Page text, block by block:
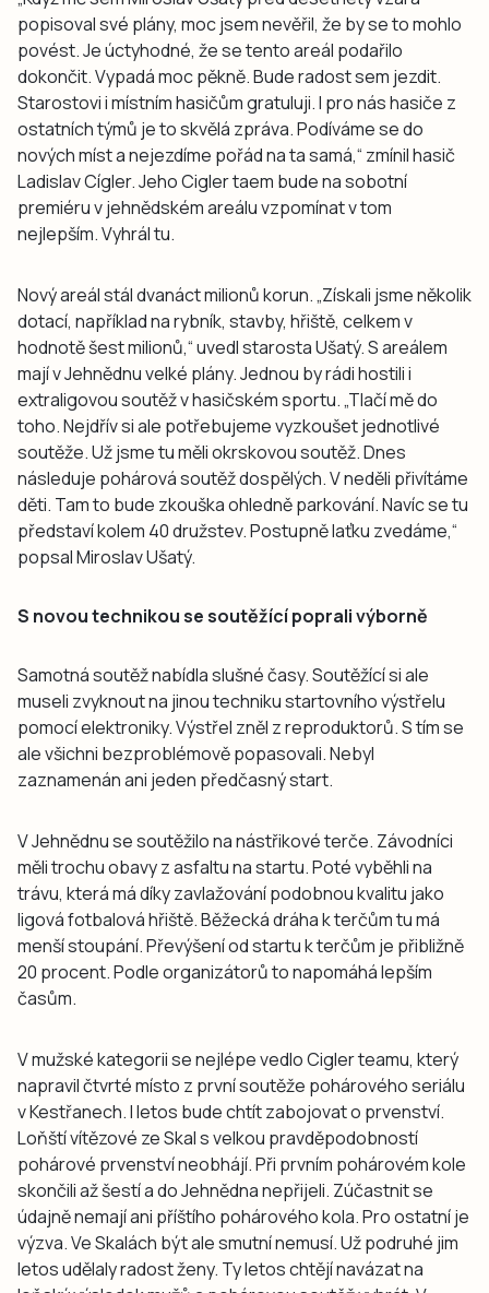
popisoval své plány, moc jsem nevěřil, že by se to mohlo
povést. Je úctyhodné, že se tento areál podařilo
dokončit. Vypadá moc pěkně. Bude radost sem jezdit.
Starostovi i místním hasičům gratuluji. I pro nás hasiče z
ostatních týmů je to skvělá zpráva. Podíváme se do
nových míst a nejezdíme pořád na ta samá,“ zmínil hasič
Ladislav Cígler. Jeho Cigler taem bude na sobotní
premiéru v jehnědském areálu vzpomínat v tom
nejlepším. Vyhrál tu.
Nový areál stál dvanáct milionů korun. „Získali jsme několik
dotací, například na rybník, stavby, hřiště, celkem v
hodnotě šest milionů,“ uvedl starosta Ušatý. S areálem
mají v Jehnědnu velké plány. Jednou by rádi hostili i
extraligovou soutěž v hasičském sportu. „Tlačí mě do
toho. Nejdřív si ale potřebujeme vyzkoušet jednotlivé
soutěže. Už jsme tu měli okrskovou soutěž. Dnes
následuje pohárová soutěž dospělých. V neděli přivítáme
děti. Tam to bude zkouška ohledně parkování. Navíc se tu
představí kolem 40 družstev. Postupně laťku zvedáme,“
popsal Miroslav Ušatý.
S novou technikou se soutěžící poprali výborně
Samotná soutěž nabídla slušné časy. Soutěžící si ale
museli zvyknout na jinou techniku startovního výstřelu
pomocí elektroniky. Výstřel zněl z reproduktorů. S tím se
ale všichni bezproblémově popasovali. Nebyl
zaznamenán ani jeden předčasný start.
V Jehnědnu se soutěžilo na nástřikové terče. Závodníci
měli trochu obavy z asfaltu na startu. Poté vyběhli na
trávu, která má díky zavlažování podobnou kvalitu jako
ligová fotbalová hřiště. Běžecká dráha k terčům tu má
menší stoupání. Převýšení od startu k terčům je přibližně
20 procent. Podle organizátorů to napomáhá lepším
časům.
V mužské kategorii se nejlépe vedlo Cigler teamu, který
napravil čtvrté místo z první soutěže pohárového seriálu
v Kestřanech. I letos bude chtít zabojovat o prvenství.
Loňští vítězové ze Skal s velkou pravděpodobností
pohárové prvenství neobhájí. Při prvním pohárovém kole
skončili až šestí a do Jehnědna nepřijeli. Zúčastnit se
údajně nemají ani příštího pohárového kola. Pro ostatní je
výzva. Ve Skalách být ale smutní nemusí. Už podruhé jim
letos udělaly radost ženy. Ty letos chtějí navázat na